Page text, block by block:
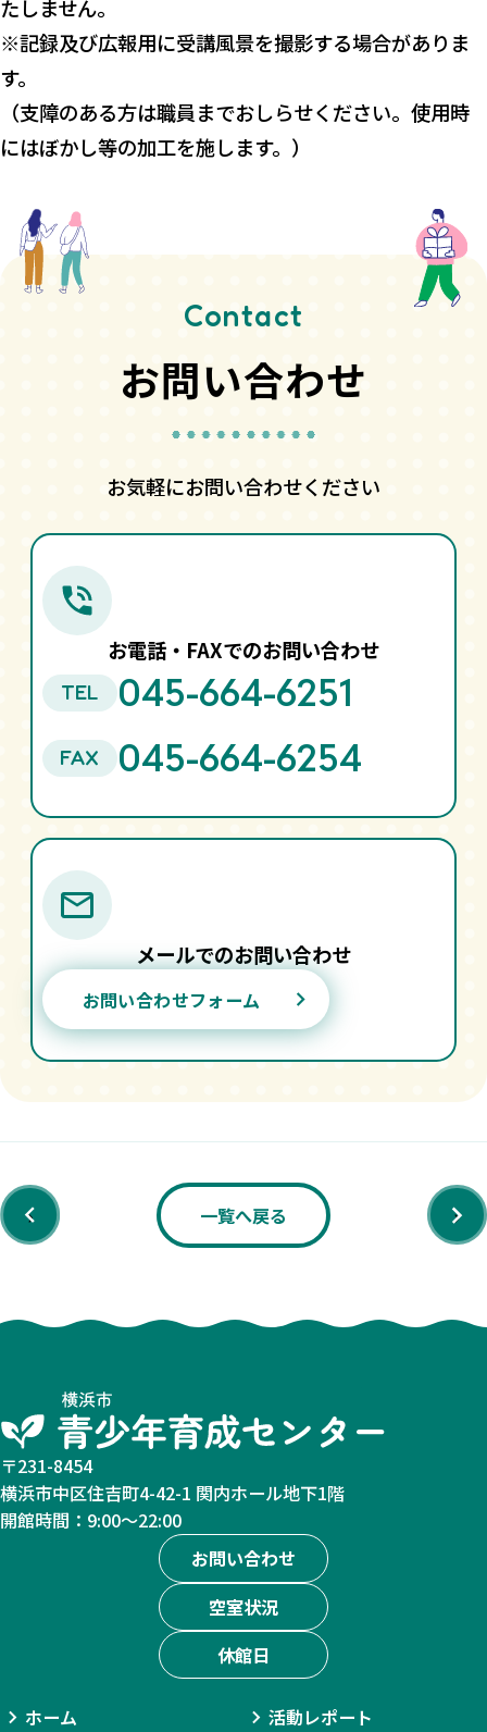
たしません。
※記録及び広報用に受講風景を撮影する場合がありま
す。
（支障のある方は職員までおしらせください。使用時
にはぼかし等の加工を施します。）
Contact
お問い合わせ
お気軽にお問い合わせください
お電話・FAXでのお問い合わせ
TEL 045-664-6251
FAX 045-664-6254
メールでのお問い合わせ
お問い合わせフォーム
‹ 一覧へ戻る ›
〒231-8454
横浜市中区住吉町4-42-1 関内ホール地下1階
開館時間：9:00〜22:00
お問い合わせ
空室状況
休館日
ホーム
活動レポート